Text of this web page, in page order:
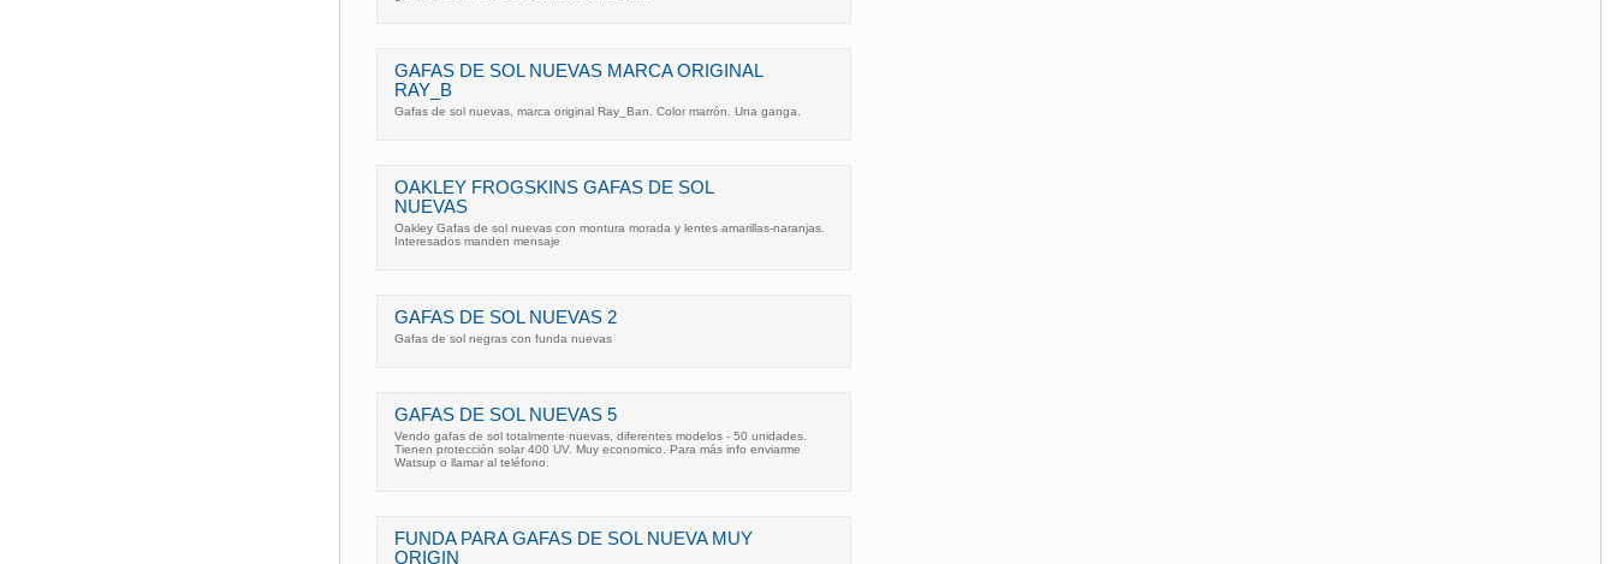
GAFAS DE SOL NUEVAS MARCA ORIGINAL
RAY_B
Gafas de sol nuevas, marca original Ray_Ban. Color marrón. Una ganga.
OAKLEY FROGSKINS GAFAS DE SOL
NUEVAS
Oakley Gafas de sol nuevas con montura morada y lentes amarillas-naranjas.
Interesados manden mensaje
GAFAS DE SOL NUEVAS 2
Gafas de sol negras con funda nuevas
GAFAS DE SOL NUEVAS 5
Vendo gafas de sol totalmente nuevas, diferentes modelos - 50 unidades.
Tienen protección solar 400 UV. Muy economico. Para más info enviarme
Watsup o llamar al teléfono.
FUNDA PARA GAFAS DE SOL NUEVA MUY
ORIGIN